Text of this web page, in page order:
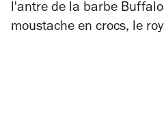
l'antre de la barbe
moustache en crocs, le